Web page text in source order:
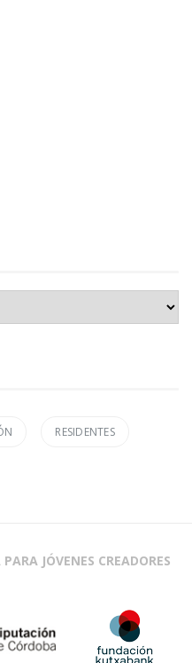
RESIDENTES
JÓVENES CREADORES